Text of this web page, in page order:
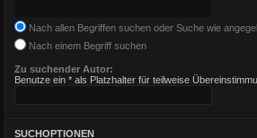
Nach allen Begriffen suchen oder Suche wie
Nach einem Begriff suchen
Zu suchender Autor:
Benutze ein * als Platzhalter für teilweise
SUCHOPTIONEN